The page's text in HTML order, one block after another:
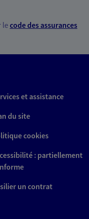
NOUS CONTACTER
lecode des assurances
et assistance
du site
cookies
: partiellement
un contrat